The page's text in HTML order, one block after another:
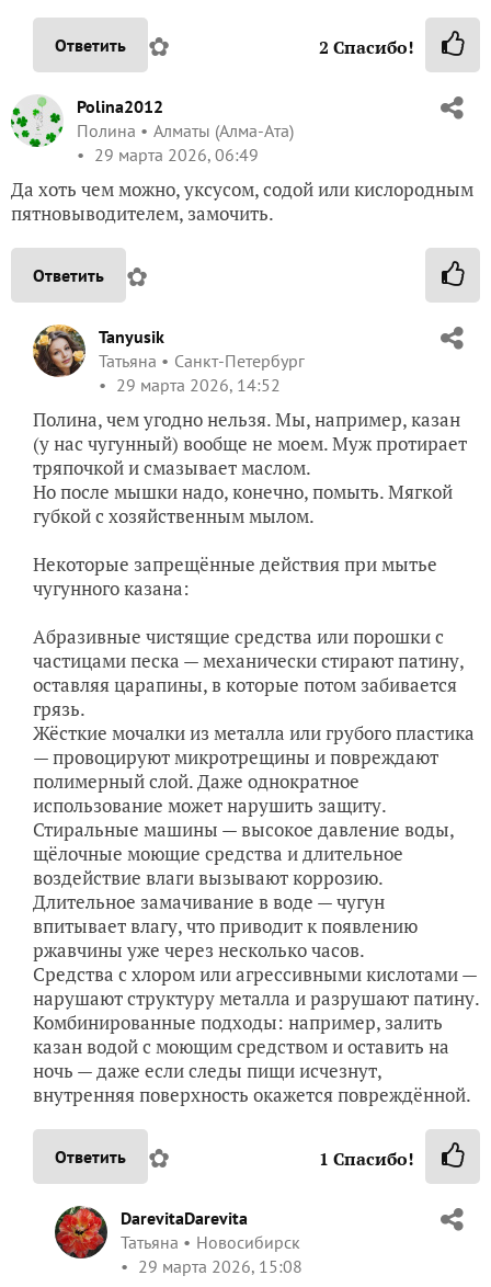
Ответить ✿ 2 Спасибо!
Polina2012
Полина
Алматы (Алма-Ата)
29 марта 2026, 06:49
Да хоть чем можно, уксусом, содой или кислородным
пятновыводителем, замочить.
Ответить ✿
Tanyusik
Татьяна
Санкт-Петербург
29 марта 2026, 14:52
Полина, чем угодно нельзя. Мы, например, казан
(у нас чугунный) вообще не моем. Муж протирает
тряпочкой и смазывает маслом.
Но после мышки надо, конечно, помыть. Мягкой
губкой с хозяйственным мылом.
Некоторые запрещённые действия при мытье
чугунного казана:
Абразивные чистящие средства или порошки с
частицами песка — механически стирают патину,
оставляя царапины, в которые потом забивается
грязь.
Жёсткие мочалки из металла или грубого пластика
— провоцируют микротрещины и повреждают
полимерный слой. Даже однократное
использование может нарушить защиту.
Стиральные машины — высокое давление воды,
щёлочные моющие средства и длительное
воздействие влаги вызывают коррозию.
Длительное замачивание в воде — чугун
впитывает влагу, что приводит к появлению
ржавчины уже через несколько часов.
Средства с хлором или агрессивными кислотами —
нарушают структуру металла и разрушают патину.
Комбинированные подходы: например, залить
казан водой с моющим средством и оставить на
ночь — даже если следы пищи исчезнут,
внутренняя поверхность окажется повреждённой.
Ответить ✿ 1 Спасибо!
DarevitaDarevita
Татьяна
Новосибирск
29 марта 2026, 15:08